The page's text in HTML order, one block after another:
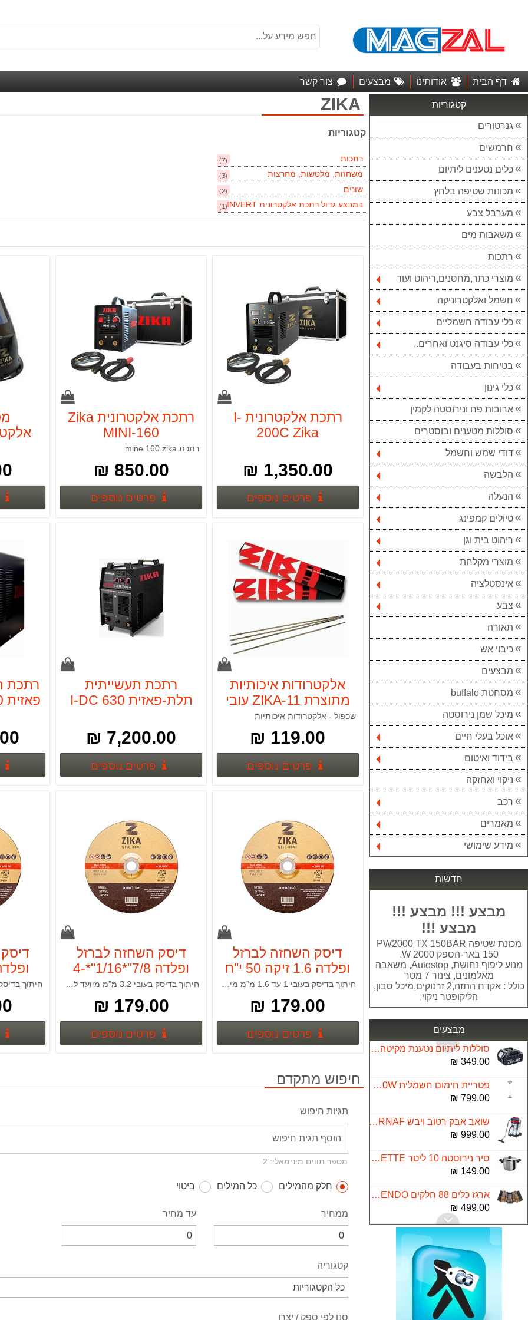
דף הבית אודותינו מבצעים צור קשר
קטגוריות
גנרטורים
חרמשים
כלים נטענים ליתיום
מכונות שטיפה בלחץ
מערבל צבע
משאבות מים
רתכות
מוצרי כתר,מחסנים,ריהוט ועוד
חשמל ואלקטרוניקה
כלי עבודה חשמליים
כלי עבודה סיגנט ואחרים..
בטיחות בעבודה
כלי גינון
ארובות פח ונירוסטה לקמין
סוללות מטענים ובוסטרים
דודי שמש וחשמל
הלבשה
הנעלה
טיולים קמפינג
ריהוט בית וגן
מוצרי מקלחת
אינסטלציה
צבע
תאורה
כיבוי אש
מבצעים
מסחטת buffalo
מיכל שמן נירוסטה
אוכל בעלי חיים
בידוד ואיטום
ניקוי ואחזקה
רכב
מאמרים
מידע שימושי
חדשות
מבצע !!! מבצע !!!
מבצע !!!
מכונת שטיפה PW2000 TX 150BAR
150 באר-הספק W 2000.
מנוע ליפוף נחושת, Autostop, משאבה
מאלמונים, צינור 7 מטר
כולל : אקדח התזה,2 זרנוקים,מיכל סבון,
הליקופטר ניקוי,
מבצעים
ארגז כלים 88 חלקים KENDO הרמוניקה+פתיחה מדורג
499.00 ₪
268.00 ₪
169.00 ₪
מברגה אימפקט 18V 2A DEWALT
890.00 ₪
599.00 ₪
399.00 ₪
סוללות ליתיום נטענת מקיטה Makita 18V 4Ah
349.00 ₪
פטריית חימום חשמלית 3000W דגם ATL-2615
799.00 ₪
שואב אבק רטוב ויבש BF585-3 KARNAF
999.00 ₪
סיר נירוסטה 10 ליטר LA-KITCHENETTE
149.00 ₪
ארגז כלים 88 חלקים KENDO הרמוניקה+פתיחה מדורג
499.00 ₪
268.00 ₪
169.00 ₪
890.00 ₪
ZIKA
קטגוריות
רתכות (7)
משחזות, מלטשות, מחרצות (3)
שונים (2)
במבצע גדול רתכת אלקטרונית INVERT (1)
רתכת אלקטרונית I-
200C Zika
1,350.00 ₪
פרטים נוספיםפרטים נוספים
רתכת אלקטרונית Zika
MINI-160
רתכת mine 160 zika
850.00 ₪
פרטים נוספים
₪
אלקטרודות איכותיות
מתוצרת ZIKA-11 עובי
3.25 5 ק"ג
שכפול - אלקטרודות איכותיות
119.00 ₪
פרטים נוספיםפרטים נוספים
רתכת תעשייתית
תלת-פאזית I-DC 630
7,200.00 ₪
פרטים נוספים
רתכת
₪
דיסק השחזה לברזל
ופלדה 1.6 זיקה 50 י"ח
179.00 ₪
פרטים נוספיםפרטים נוספים
דיסק השחזה לברזל
ופלדה 7/8"*1/16"*4-
1/2" זיקה 50 י"ח
חיתוך בדיסק בעובי 3.2 מ”מ מיועד לחיתוכים לאפליקציות שונות עם יציבות גבוהה. משמש לפרופילים, צינורות וקונסטרוקציות ברזל. הדיסקים תוצרת איטליה, מאושרים OSA לשימוש במשחזות זווית*
179.00 ₪
פרטים נוספים
₪
חיפוש מתקדם
תגיות חיפוש
מספר תווים מינימאלי: 2
חלק מהמילים כל המילים ביטוי
ממחיר עד מחיר
קטגוריה
סנן לפי ספק / יצרן